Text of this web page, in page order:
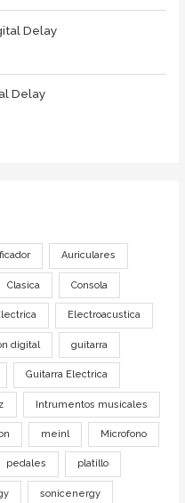
Delay
Delay
Auriculares
Clasica Consola
Electroacustica
digital guitarra
Guitarra Electrica
Intrumentos musicales
meinl Microfono
pedales platillo
sonicenergy